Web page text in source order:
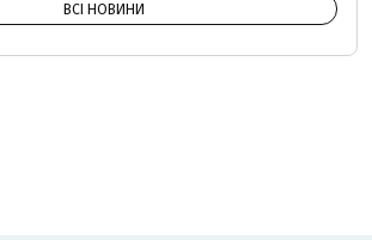
ВСІ НОВИНИ